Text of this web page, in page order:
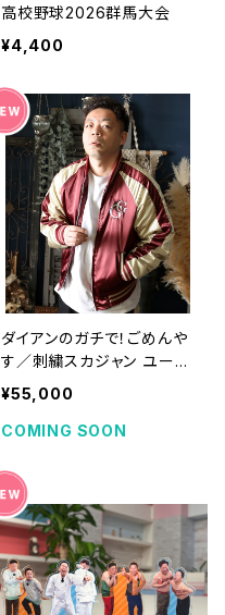
高校野球2026群馬大会
¥4,400
ダイアンのガチで！ごめんや
す／刺繍スカジャン ユース
ケver [受注期間：2026年8
月31日(月)23:59まで]
¥55,000
COMING SOON